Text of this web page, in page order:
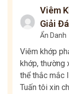
Viêm
Giải
Ẩn Danh
Viêm khớp
khớp, thường
thể thắc mắc
Tuấn tôi xin